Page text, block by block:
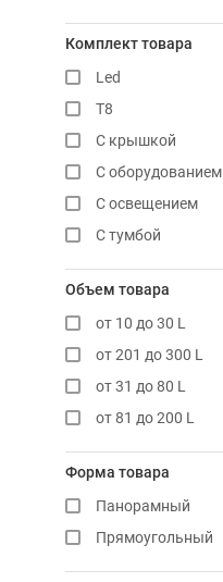
Комплект товара
Led
T8
С крышкой
С оборудованием
С освещением
С тумбой
Объем товара
от 10 до 30 L
от 201 до 300 L
от 31 до 80 L
от 81 до 200 L
Форма товара
Панорамный
Прямоугольный